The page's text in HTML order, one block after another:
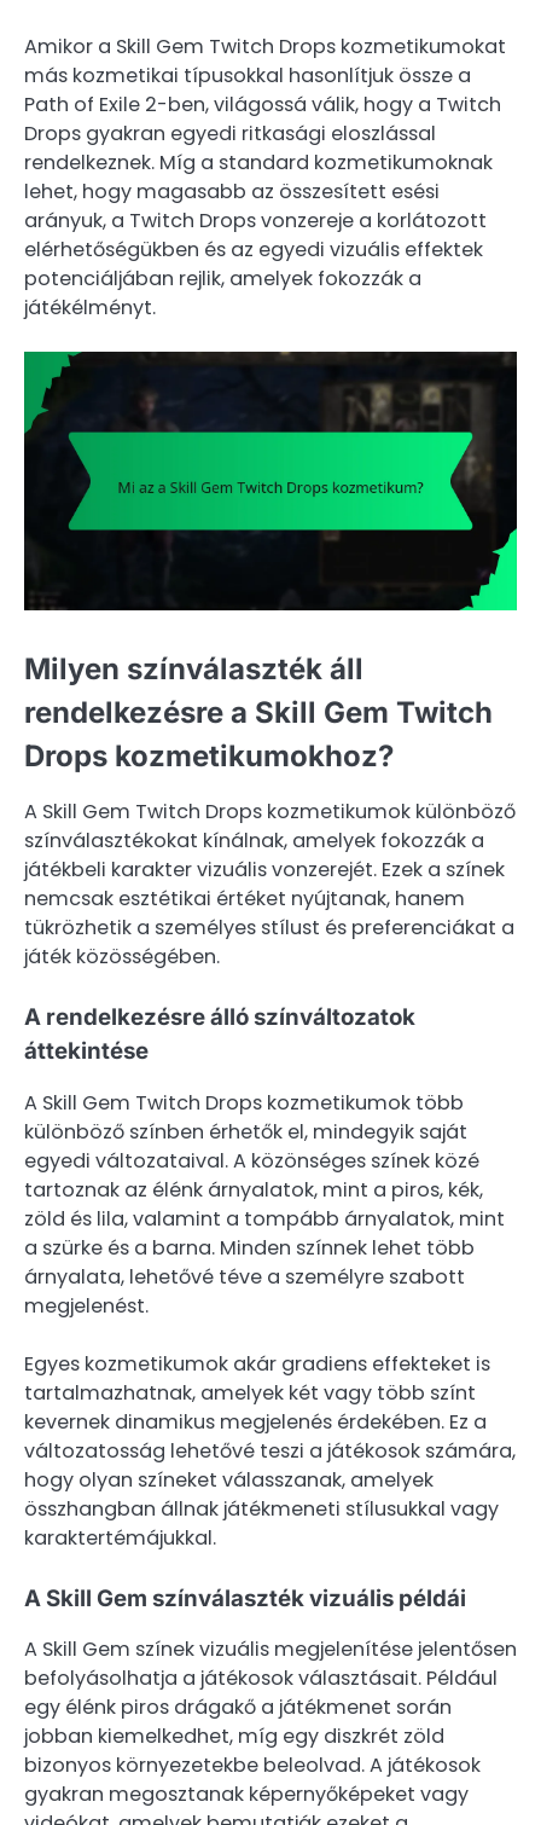
Amikor a Skill Gem Twitch Drops kozmetikumokat
más kozmetikai típusokkal hasonlítjuk össze a
Path of Exile 2-ben, világossá válik, hogy a Twitch
Drops gyakran egyedi ritkasági eloszlással
rendelkeznek. Míg a standard kozmetikumoknak
lehet, hogy magasabb az összesített esési
arányuk, a Twitch Drops vonzereje a korlátozott
elérhetőségükben és az egyedi vizuális effektek
potenciáljában rejlik, amelyek fokozzák a
játékélményt.
Milyen színválaszték áll
rendelkezésre a Skill Gem Twitch
Drops kozmetikumokhoz?
A Skill Gem Twitch Drops kozmetikumok különböző
színválasztékokat kínálnak, amelyek fokozzák a
játékbeli karakter vizuális vonzerejét. Ezek a színek
nemcsak esztétikai értéket nyújtanak, hanem
tükrözhetik a személyes stílust és preferenciákat a
játék közösségében.
A rendelkezésre álló színváltozatok
áttekintése
A Skill Gem Twitch Drops kozmetikumok több
különböző színben érhetők el, mindegyik saját
egyedi változataival. A közönséges színek közé
tartoznak az élénk árnyalatok, mint a piros, kék,
zöld és lila, valamint a tompább árnyalatok, mint
a szürke és a barna. Minden színnek lehet több
árnyalata, lehetővé téve a személyre szabott
megjelenést.
Egyes kozmetikumok akár gradiens effekteket is
tartalmazhatnak, amelyek két vagy több színt
kevernek dinamikus megjelenés érdekében. Ez a
változatosság lehetővé teszi a játékosok számára,
hogy olyan színeket válasszanak, amelyek
összhangban állnak játékmeneti stílusukkal vagy
karaktertémájukkal.
A Skill Gem színválaszték vizuális példái
A Skill Gem színek vizuális megjelenítése jelentősen
befolyásolhatja a játékosok választásait. Például
egy élénk piros drágakő a játékmenet során
jobban kiemelkedhet, míg egy diszkrét zöld
bizonyos környezetekbe beleolvad. A játékosok
gyakran megosztanak képernyőképeket vagy